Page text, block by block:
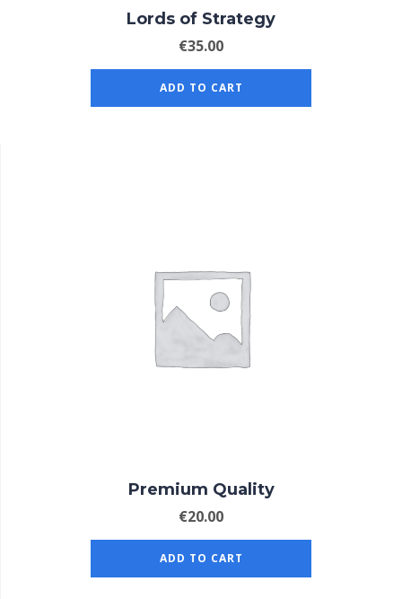
Lords of Strategy
€35.00
ADD TO CART
Premium Quality
€20.00
ADD TO CART